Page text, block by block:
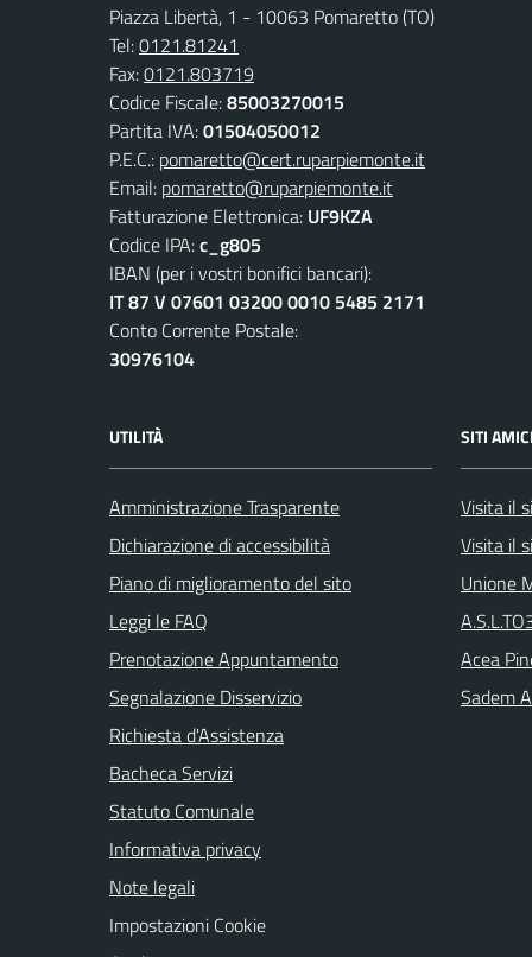
Piazza Libertà, 1 - 10063 Pomaretto (TO)
Tel:0121.81241
Fax:0121.803719
Codice Fiscale:85003270015
Partita IVA:01504050012
P.E.C.: pomaretto@cert.ruparpiemonte.it
Email: pomaretto@ruparpiemonte.it
Fatturazione Elettronica: UF9KZA
Codice IPA:c_g805
IBAN (per i vostri bonifici bancari):
IT 87 V 07601 03200 0010 5485 2171
Conto Corrente Postale:
30976104
UTILITÀ
Amministrazione Trasparente
Dichiarazione di accessibilità
Piano di miglioramento del sito
Leggi le FAQ
Prenotazione Appuntamento
Segnalazione Disservizio
Richiesta d'Assistenza
Bacheca Servizi
Statuto Comunale
Informativa privacy
Note legali
Impostazioni Cookie
SITI AMICI
Visita il
Visita il
Unione
Acea
Sadem